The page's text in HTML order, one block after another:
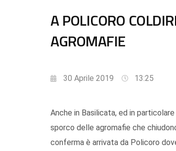
A POLICORO
AGROMAFIE
30 Aprile 2019 13:25
Anche in Basilicata, ed in
sporco delle agromafie che
conferma è arrivata da Policoro